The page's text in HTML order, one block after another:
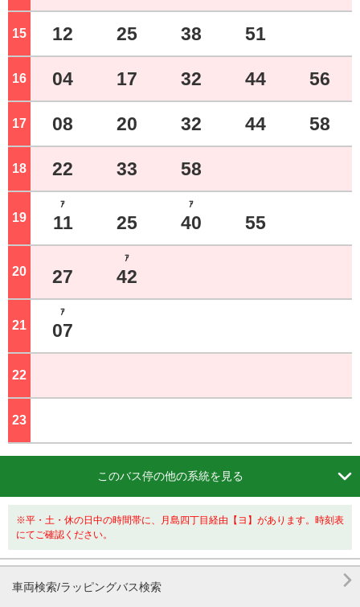
15 12 25 38 51
16 04 17 32 44 56
17 08 20 32 44 58
18 22 33 58
19
ｱ
11 25
ｱ
40 55
20 27
ｱ
42
21
ｱ
07
22
23
このバス停の他の系統を見る 
※平・土・休の日中の時間帯に、月島四丁目経由【ヨ】があります。時刻表
にてご確認ください。
車両検索/ラッピングバス検索 